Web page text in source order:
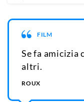
FILM
Se fa amicizia
altri.
ROUX